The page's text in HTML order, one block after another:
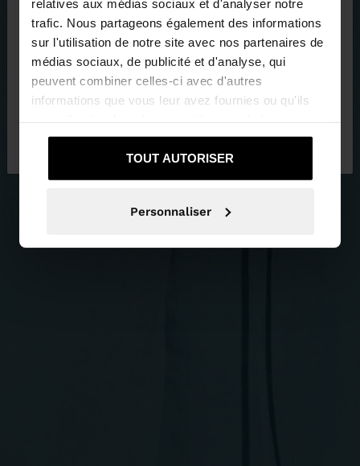
relatives aux médias sociaux et d'analyser notre
trafic. Nous partageons également des informations
sur l'utilisation de notre site avec nos partenaires de
médias sociaux, de publicité et d'analyse, qui
peuvent combiner celles-ci avec d'autres
informations que vous leur avez fournies ou qu'ils
services.
TOUT AUTORISER
Personnaliser
Vous accédez au site depuis France. Voulez-vous
parcourir notre site au United States?